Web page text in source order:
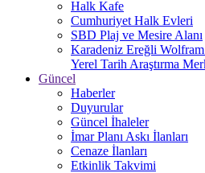
Halk Kafe
Cumhuriyet Halk Evleri
SBD Plaj ve Mesire Alanı
Karadeniz Ereğli
Yerel Tarih Araştırma
Güncel
Haberler
Duyurular
Güncel İhaleler
İmar Planı Askı İlanları
Cenaze İlanları
Etkinlik Takvimi